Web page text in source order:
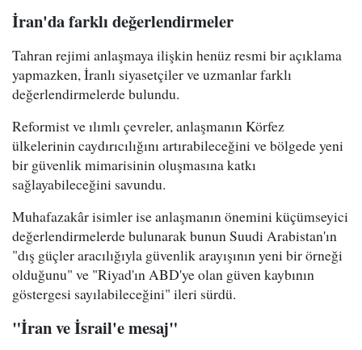
İran'da farklı değerlendirmeler
Tahran rejimi anlaşmaya ilişkin henüz resmi bir açıklama
yapmazken, İranlı siyasetçiler ve uzmanlar farklı
değerlendirmelerde bulundu.
Reformist ve ılımlı çevreler, anlaşmanın Körfez
ülkelerinin caydırıcılığını artırabileceğini ve bölgede yeni
bir güvenlik mimarisinin oluşmasına katkı
sağlayabileceğini savundu.
Muhafazakâr isimler ise anlaşmanın önemini küçümseyici
değerlendirmelerde bulunarak bunun Suudi Arabistan'ın
"dış güçler aracılığıyla güvenlik arayışının yeni bir örneği
olduğunu" ve "Riyad'ın ABD'ye olan güven kaybının
göstergesi sayılabileceğini" ileri sürdü.
"İran ve İsrail'e mesaj"